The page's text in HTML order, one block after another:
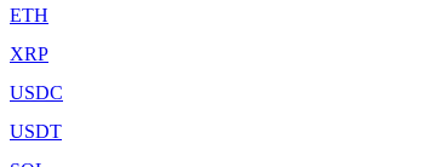
ETH
XRP
USDC
USDT